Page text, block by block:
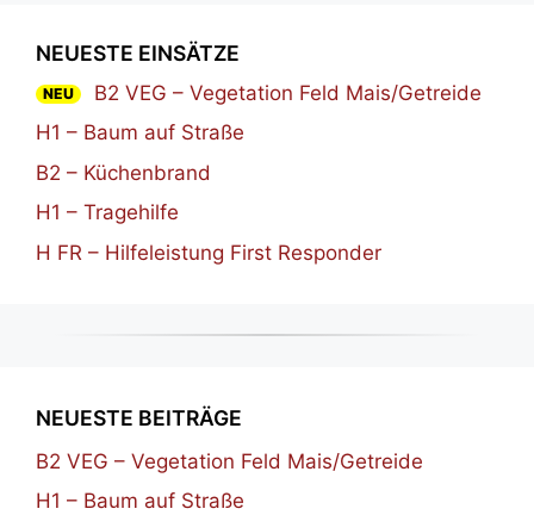
NEUESTE EINSÄTZE
NEU
B2 VEG – Vegetation Feld Mais/Getreide
H1 – Baum auf Straße
B2 – Küchenbrand
H1 – Tragehilfe
H FR – Hilfeleistung First Responder
NEUESTE BEITRÄGE
B2 VEG – Vegetation Feld Mais/Getreide
H1 – Baum auf Straße